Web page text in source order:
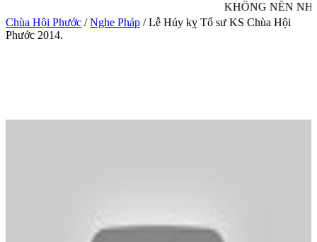
KHÔNG NÊN
Chùa Hội Phước / Nghe Pháp / Lễ Húy kỵ Tổ sư KS Chùa Hội
Phước 2014.